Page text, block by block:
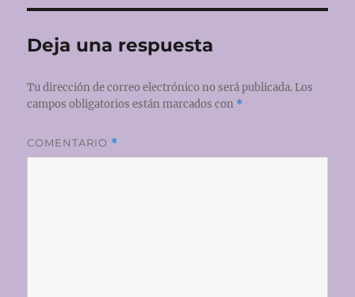
Deja una respuesta
Tu dirección de correo electrónico no será publicada. Los
campos obligatorios están marcados con *
COMENTARIO *